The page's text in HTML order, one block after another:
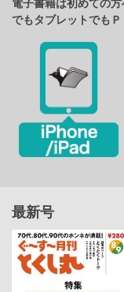
電子書籍は初めての
でもタブレットでもＰ
最新号